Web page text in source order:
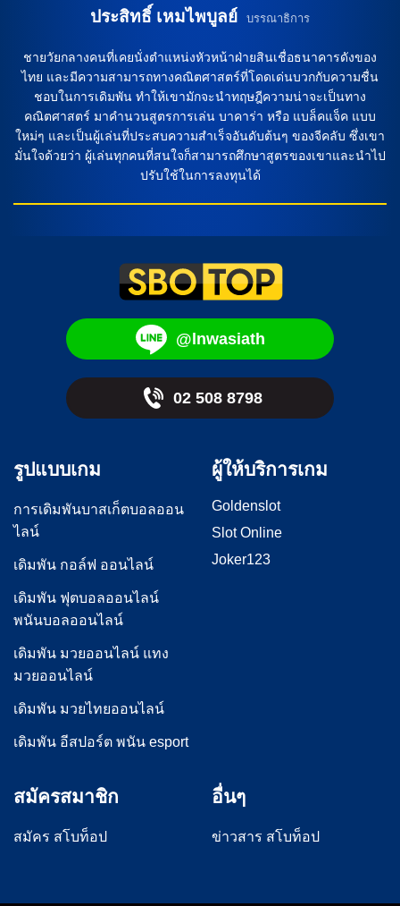
ประสิทธิ์ เหมไพบูลย์ บรรณาธิการ
ชายวัยกลางคนที่เคยนั่งตำแหน่งหัวหน้าฝ่ายสินเชื่อธนาคารดังของ
ไทย และมีความสามารถทางคณิตศาสตร์ที่โดดเด่นบวกกับความชื่น
ชอบในการเดิมพัน ทำให้เขามักจะนำทฤษฎีความน่าจะเป็นทาง
คณิตศาสตร์ มาคำนวนสูตรการเล่น บาคาร่า หรือ แบล็คแจ็ค แบบ
ใหม่ๆ และเป็นผู้เล่นที่ประสบความสำเร็จอันดับต้นๆ ของจีคลับ ซึ่งเขา
มั่นใจด้วยว่า ผู้เล่นทุกคนที่สนใจก็สามารถศึกษาสูตรของเขาและนำไป
ปรับใช้ในการลงทุนได้
@lnwasiath
02 508 8798
รูปแบบเกม
การเดิมพันบาสเก็ตบอลออน
ไลน์
เดิมพัน กอล์ฟ ออนไลน์
เดิมพัน ฟุตบอลออนไลน์
พนันบอลออนไลน์
เดิมพัน มวยออนไลน์ แทง
มวยออนไลน์
เดิมพัน มวยไทยออนไลน์
เดิมพัน อีสปอร์ต พนัน esport
ผู้ให้บริการเกม
Goldenslot
Slot Online
Joker123
สมัครสมาชิก
สมัคร สโบท็อป
อื่นๆ
ข่าวสาร สโบท็อป